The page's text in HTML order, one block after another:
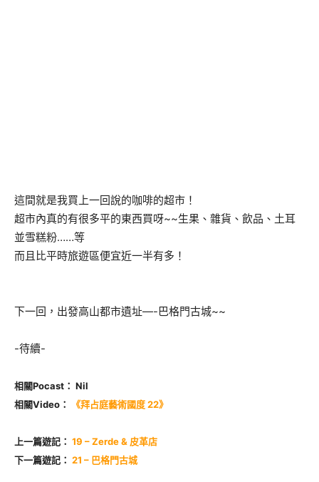
這間就是我買上一回說的咖啡的超市！
超市內真的有很多平的東西買呀~~生果、雜貨、飲品、土耳
並雪糕粉……等
而且比平時旅遊區便宜近一半有多！
下一回，出發高山都市遺址—-巴格門古城~~
-待續-
相關Pocast： Nil
相關Video：
《拜占庭藝術國度 22》
上一篇遊記： 19 – Zerde & 皮革店
下一篇遊記： 21 – 巴格門古城